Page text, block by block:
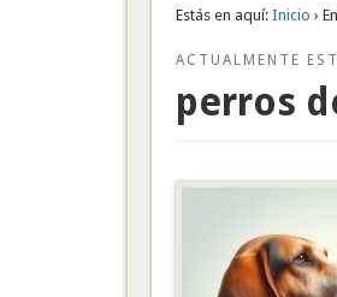
Estás en aquí: Inicio ›
ACTUALMENTE
perros